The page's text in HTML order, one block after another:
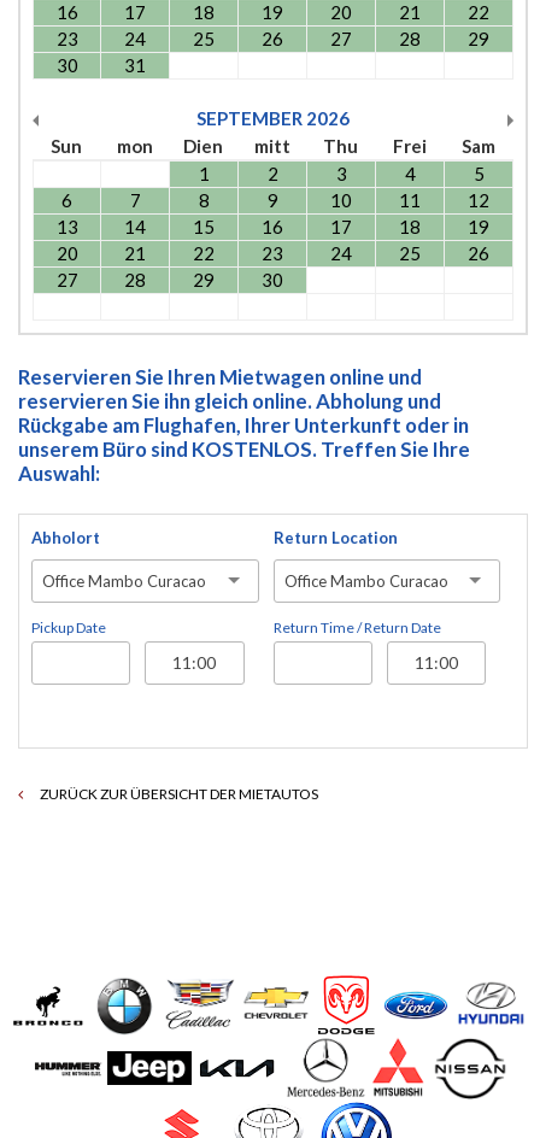
16
17 18 19 20 21
22
23
24 25 26 27 28
29
30
31
SEPTEMBER 2026
Sun
mon Dien mitt Thu Frei
Sam
1
2 3 4
5
6
7 8 9 10 11
12
13
14 15 16 17 18
19
20
21 22 23 24 25
26
27
28 29 30
Reservieren Sie Ihren Mietwagen online und
reservieren Sie ihn gleich online. Abholung und
Rückgabe am Flughafen, Ihrer Unterkunft oder in
unserem Büro sind KOSTENLOS. Treffen Sie Ihre
Auswahl:
Abholort
Office Mambo Curacao
Pickup Date
Return Location
Office Mambo Curacao
Return Time / Return Date
ZURÜCK ZUR ÜBERSICHT DER MIETAUTOS